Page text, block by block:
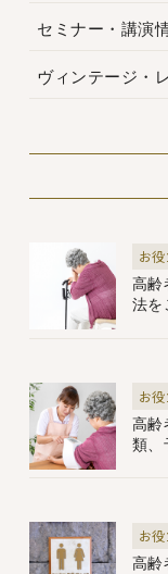
セミナー・講演
ヴィンテージ・
お
高齢
法を
お
高齢
類、
お
高齢